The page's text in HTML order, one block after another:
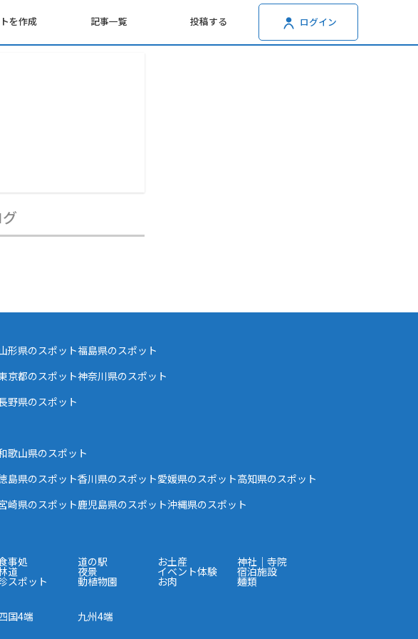
を作成 記事一覧 投稿する ログイン
形県のスポット福島県のスポット
京都のスポット神奈川県のスポット
野県のスポット
歌山県のスポット
島県のスポット香川県のスポット愛媛県のスポット高知県のスポット
崎県のスポット鹿児島県のスポット沖縄県のスポット
事処 道の駅 お土産 神社｜寺院
道 夜景 イベント体験 宿泊施設
スポット 動植物園 お肉 麺類
国4端 九州4端